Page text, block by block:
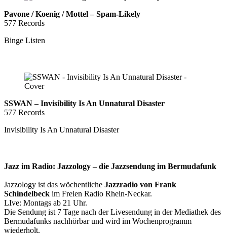
Pavone / Koenig / Mottel – Spam-Likely
577 Records
Binge Listen
SSWAN – Invisibility Is An Unnatural Disaster
577 Records
Invisibility Is An Unnatural Disaster
Jazz im Radio: Jazzology – die Jazzsendung im Bermudafunk
Jazzology ist das wöchentliche Jazzradio von Frank
Schindelbeck im Freien Radio Rhein-Neckar.
LIve: Montags ab 21 Uhr.
Die Sendung ist 7 Tage nach der Livesendung in der Mediathek des
Bermudafunks nachhörbar und wird im Wochenprogramm
wiederholt.